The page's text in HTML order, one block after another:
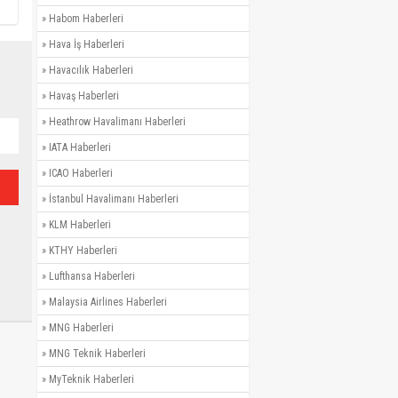
» Habom Haberleri
» Hava İş Haberleri
» Havacılık Haberleri
» Havaş Haberleri
» Heathrow Havalimanı Haberleri
» IATA Haberleri
» ICAO Haberleri
» İstanbul Havalimanı Haberleri
» KLM Haberleri
» KTHY Haberleri
» Lufthansa Haberleri
» Malaysia Airlines Haberleri
» MNG Haberleri
» MNG Teknik Haberleri
» MyTeknik Haberleri